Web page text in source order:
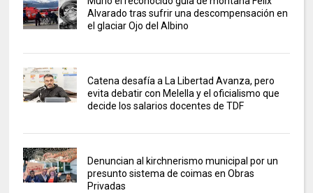
Alvarado tras sufrir una descompensación en
el glaciar Ojo del Albino
Catena desafía a La Libertad Avanza, pero
evita debatir con Melella y el oficialismo que
decide los salarios docentes de TDF
Denuncian al kirchnerismo municipal por un
presunto sistema de coimas en Obras
Privadas